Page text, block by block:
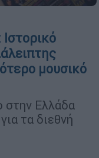
μουσικό
στην Ελλάδα
τα διεθνή